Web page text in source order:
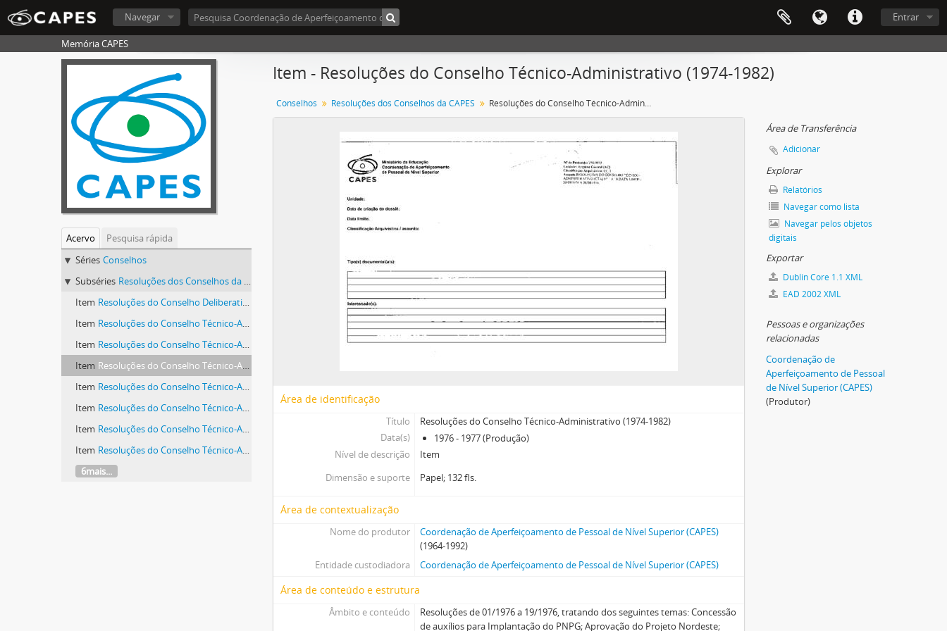
Entrar
Navegar
Memória CAPES
Acervo
Pesquisa rápida
Séries Conselhos
Subséries Resoluções dos Conselhos da CAPES
Item Resoluções do Conselho Deliberativo (1964-1974)
Item Resoluções do Conselho Técnico-Administrativo (1974-1982)
Item Resoluções do Conselho Técnico-Administrativo (1974-1982)
Item Resoluções do Conselho Técnico-Administrativo (1974-1982)
Item Resoluções do Conselho Técnico-Administrativo (1974-1982)
Item Resoluções do Conselho Técnico-Administrativo (1974-1982)
Item Resoluções do Conselho Técnico-Administrativo (1974-1982)
Item Resoluções do Conselho Técnico-Administrativo (1974-1982)
6mais...
Item - Resoluções do Conselho Técnico-Administrativo (1974-1982)
Conselhos Resoluções dos Conselhos da CAPES Resoluções do Conselho Técnico-Administrativo (1974-1982)
Área de identificação
Título
Resoluções do Conselho Técnico-Administrativo (1974-1982)
Data(s)
1976 - 1977 (Produção)
Nível de descrição
Item
Dimensão e suporte
Papel; 132 fls.
Área de contextualização
Nome do produtor
Coordenação de Aperfeiçoamento de Pessoal de Nível Superior (CAPES)
(1964-1992)
Entidade custodiadora
Coordenação de Aperfeiçoamento de Pessoal de Nível Superior (CAPES)
Área de conteúdo e estrutura
Âmbito e conteúdo
Resoluções de 01/1976 a 19/1976, tratando dos seguintes temas: Concessão
de auxílios para Implantação do PNPG; Aprovação do Projeto Nordeste;
Área de Transferência
Adicionar
Explorar
Relatórios
Navegar como lista
Navegar pelos objetos
digitais
Exportar
Dublin Core 1.1 XML
EAD 2002 XML
Pessoas e organizações
relacionadas
Coordenação de
Aperfeiçoamento de Pessoal
de Nível Superior (CAPES)
(Produtor)